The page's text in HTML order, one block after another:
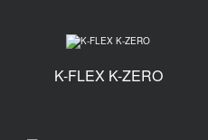
K-FLEX K-ZERO